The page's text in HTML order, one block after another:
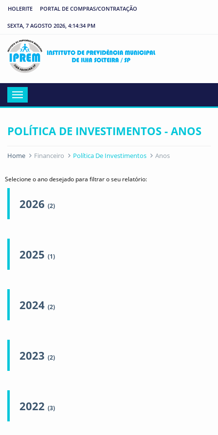
HOLERITE PORTAL DE COMPRAS/CONTRATAÇÃO
SEXTA, 7 AGOSTO 2026, 4:14:34 PM
Menu
POLÍTICA DE INVESTIMENTOS - ANOS
Home Financeiro Política De Investimentos Anos
Selecione o ano desejado para filtrar o seu relatório:
2026 (2)
2025 (1)
2024 (2)
2023 (2)
2022 (3)